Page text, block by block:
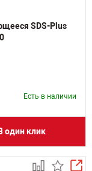
SDS-Plus
Есть в наличии
В один клик